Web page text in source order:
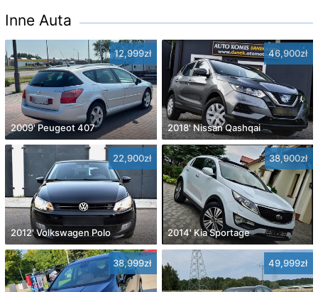
Inne Auta
12,999zł
2009' Peugeot 407
46,900zł
2018' Nissan Qashqai
22,900zł
2012' Volkswagen Polo
38,900zł
2014' Kia Sportage
38,999zł 49,999zł